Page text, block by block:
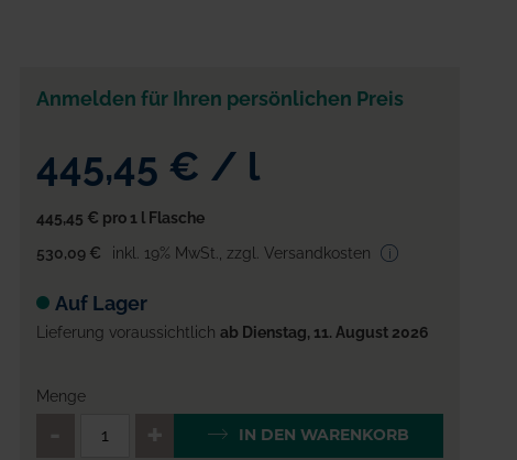
Anmelden für Ihren persönlichen Preis
445,45 € / l
445,45 € pro 1 l Flasche
530,09 €
inkl. 19% MwSt. zzgl. Versandkosten
Auf Lager
Lieferung voraussichtlich ab Dienstag, 11. August 2026
Menge
QTY_CONTROL_DECREASE
IN DEN WARENKORB